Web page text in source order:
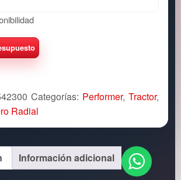
Categorías: Performer, Tractor,
Radial
Información adicional